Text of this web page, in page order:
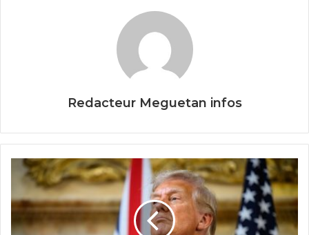
Redacteur Meguetan infos